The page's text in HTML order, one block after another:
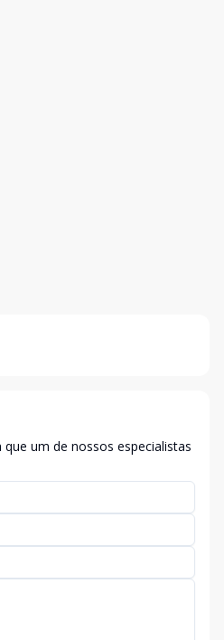
um de nossos especialistas